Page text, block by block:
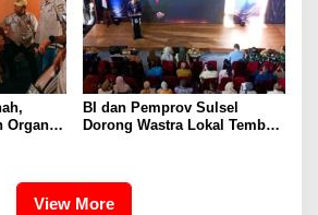
Organik
BI dan Pemprov Sulsel
Dorong Wastra Lokal Tembus
View More